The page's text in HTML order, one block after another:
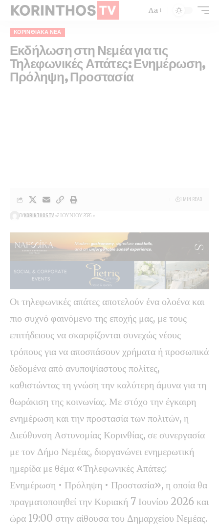
Aa
ΚΟΡΙΝΘΙΑΚΆ ΝΈΑ
Εκδήλωση στη Νεμέα για τις
Τηλεφωνικές Απάτες: Ενημέρωση,
Πρόληψη, Προστασία
BYKORINTHOSTV 2 ΙΟΥΝΊΟΥ 2026
1 MIN READ
Οι τηλεφωνικές απάτες αποτελούν ένα ολοένα και
πιο συχνό φαινόμενο της εποχής μας, με τους
επιτήδειους να σκαρφίζονται συνεχώς νέους
τρόπους για να αποσπάσουν χρήματα ή προσωπικά
δεδομένα από ανυποψίαστους πολίτες,
καθιστώντας τη γνώση την καλύτερη άμυνα για τη
θωράκιση της κοινωνίας. Με στόχο την έγκαιρη
ενημέρωση και την προστασία των πολιτών, η
Διεύθυνση Αστυνομίας Κορινθίας, σε συνεργασία
με τον Δήμο Νεμέας, διοργανώνει ενημερωτική
ημερίδα με θέμα «Τηλεφωνικές Απάτες:
Ενημέρωση • Πρόληψη • Προστασία», η οποία θα
πραγματοποιηθεί την Κυριακή 7 Ιουνίου 2026 και
ώρα 19:00 στην αίθουσα του Δημαρχείου Νεμέας.